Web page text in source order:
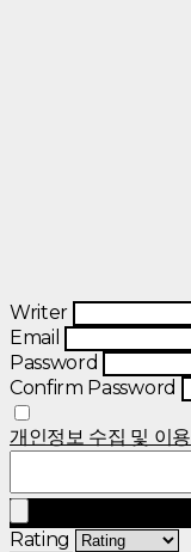
Writer
Email
Password
Confirm Password
개인정보 수집 및 이용
Rating